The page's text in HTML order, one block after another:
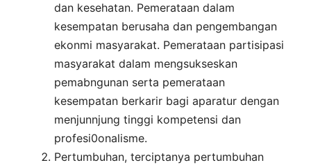
dan kesehatan. Pemerataan dalam
kesempatan berusaha dan pengembangan
ekonmi masyarakat. Pemerataan partisipasi
masyarakat dalam mengsukseskan
pemabngunan serta pemerataan
kesempatan berkarir bagi aparatur dengan
menjunnjung tinggi kompetensi dan
profesi0onalisme.
Pertumbuhan, terciptanya pertumbuhan